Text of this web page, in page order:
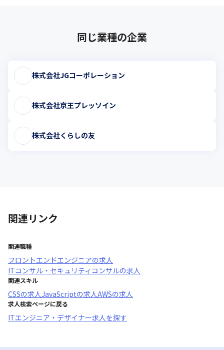
同じ業種の企業
株式会社JGコーポレーション
株式会社京王プレッソイン
株式会社くらしの友
関連リンク
関連職種
フロントエンドエンジニアの求人
ITコンサル・セキュリティコンサルの求人
関連スキル
CSSの求人JavaScriptの求人AWSの求人
求人検索ページに戻る
ITエンジニア・デザイナー求人を探す